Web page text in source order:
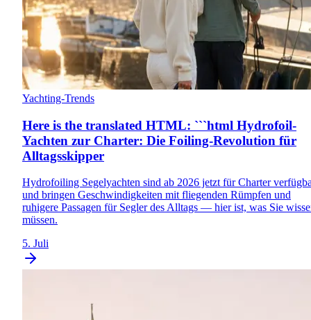
Yachting-Trends
Here is the translated HTML: ```html Hydrofoil-
Yachten zur Charter: Die Foiling-Revolution für
Alltagsskipper
Hydrofoiling Segelyachten sind ab 2026 jetzt für Charter
und bringen Geschwindigkeiten mit fliegenden Rümpfen und
ruhigere Passagen für Segler des Alltags — hier ist, was Sie
müssen.
5. Juli